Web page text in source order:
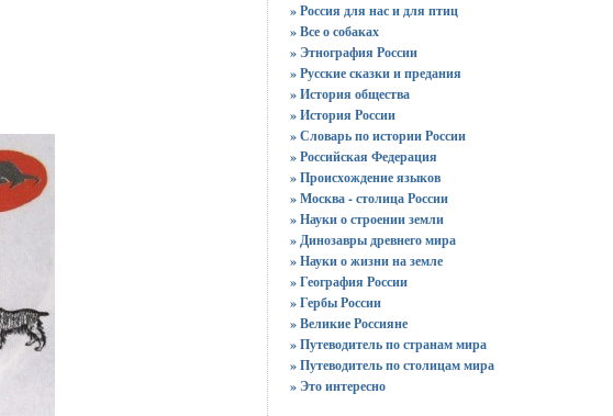
» Россия для нас и для птиц
» Все о собаках
» Этнография России
» Русские сказки и предания
» История общества
» История России
» Словарь по истории России
» Российская Федерация
» Происхождение языков
» Москва - столица России
» Науки о строении земли
» Динозавры древнего мира
» Науки о жизни на земле
» География России
» Гербы России
» Великие Россияне
» Путеводитель по странам мира
» Путеводитель по столицам мира
» Это интересно